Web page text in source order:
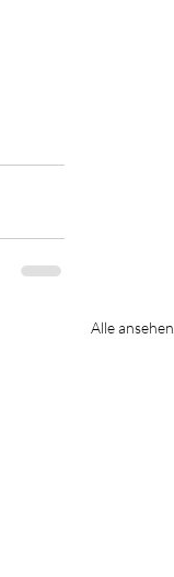
Alle ansehen